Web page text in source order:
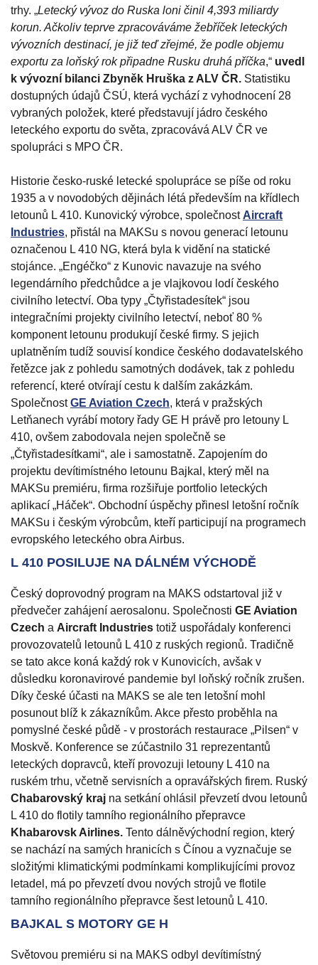
trhy. „Letecký vývoz do Ruska loni činil 4,393 miliardy
korun. Ačkoliv teprve zpracováváme žebříček leteckých
vývozních destinací, je již teď zřejmé, že podle objemu
exportu za loňský rok připadne Rusku druhá příčka,“ uvedl
k vývozní bilanci Zbyněk Hruška z ALV ČR. Statistiku
dostupných údajů ČSÚ, která vychází z vyhodnocení 28
vybraných položek, které představují jádro českého
leteckého exportu do světa, zpracovává ALV ČR ve
spolupráci s MPO ČR.
Historie česko-ruské letecké spolupráce se píše od roku
1935 a v novodobých dějinách létá především na křídlech
letounů L 410. Kunovický výrobce, společnost Aircraft
Industries, přistál na MAKSu s novou generací letounu
označenou L 410 NG, která byla k vidění na statické
stojánce. „Engéčko“ z Kunovic navazuje na svého
legendárního předchůdce a je vlajkovou lodí českého
civilního letectví. Oba typy „Čtyřistadesítek“ jsou
integračními projekty civilního letectví, neboť 80 %
komponent letounu produkují české firmy. S jejich
uplatněním tudíž souvisí kondice českého dodavatelského
řetězce jak z pohledu samotných dodávek, tak z pohledu
referencí, které otvírají cestu k dalším zakázkám.
SpolečnostGE Aviation Czech, která v pražských
Letňanech vyrábí motory řady GE H právě pro letouny L
410, ovšem zabodovala nejen společně se
„Čtyřistadesítkami“, ale i samostatně. Zapojením do
projektu devítimístného letounu Bajkal, který měl na
MAKSu premiéru, firma rozšiřuje portfolio leteckých
aplikací „Háček“. Obchodní úspěchy přinesl letošní ročník
MAKSu i českým výrobcům, kteří participují na programech
evropského leteckého obra Airbus.
L 410 POSILUJE NA DÁLNÉM VÝCHODĚ
Český doprovodný program na MAKS odstartoval již v
předvečer zahájení aerosalonu. Společnosti GE Aviation
Czech a Aircraft Industries totiž uspořádaly konferenci
provozovatelů letounů L 410 z ruských regionů. Tradičně
se tato akce koná každý rok v Kunovicích, avšak v
důsledku koronavirové pandemie byl loňský ročník zrušen.
Díky české účasti na MAKS se ale ten letošní mohl
posunout blíž k zákazníkům. Akce přesto proběhla na
pomyslné české půdě - v prostorách restaurace „Pilsen“ v
Moskvě. Konference se zúčastnilo 31 reprezentantů
leteckých dopravců, kteří provozuji letouny L 410 na
ruském trhu, včetně servisních a opravářských firem. Ruský
Chabarovský kraj na setkání ohlásil převzetí dvou letounů
L 410 do flotily tamního regionálního přepravce
Khabarovsk Airlines. Tento dálněvýchodní region, který
se nachází na samých hranicích s Čínou a vyznačuje se
složitými klimatickými podmínkami komplikujícími provoz
letadel, má po převzetí dvou nových strojů ve flotile
tamního regionálního přepravce šest letounů L 410.
BAJKAL S MOTORY GE H
Světovou premiéru si na MAKS odbyl devítimístný